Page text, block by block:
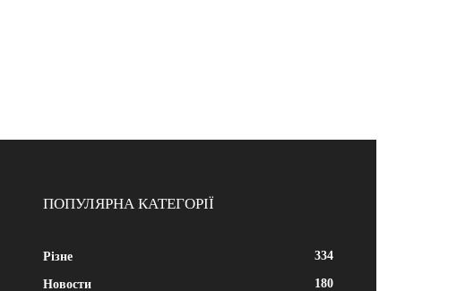
ПОПУЛЯРНА КАТЕГОРІЇ
Різне 334
Новости 180